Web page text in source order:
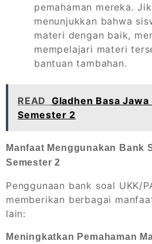
pemahaman mereka.
menunjukkan bahwa
materi dengan baik,
mempelajari materi
bantuan tambahan.
READ Gladhen Basa Jawa
Semester 2
Manfaat Menggunakan Bank
Semester 2
Penggunaan bank soal UKK/
memberikan berbagai
lain:
Meningkatkan Pemahaman